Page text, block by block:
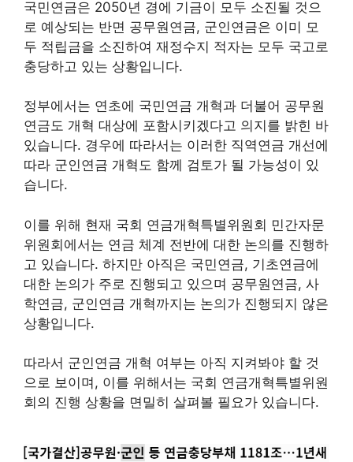
국민연금은 2050년 경에 기금이 모두 소진될 것으
로 예상되는 반면 공무원연금, 군인연금은 이미 모
두 적립금을 소진하여 재정수지 적자는 모두 국고로
충당하고 있는 상황입니다.
정부에서는 연초에 국민연금 개혁과 더불어 공무원
연금도 개혁 대상에 포함시키겠다고 의지를 밝힌 바
있습니다. 경우에 따라서는 이러한 직역연금 개선에
따라 군인연금 개혁도 함께 검토가 될 가능성이 있
습니다.
이를 위해 현재 국회 연금개혁특별위원회 민간자문
위원회에서는 연금 체계 전반에 대한 논의를 진행하
고 있습니다. 하지만 아직은 국민연금, 기초연금에
대한 논의가 주로 진행되고 있으며 공무원연금, 사
학연금, 군인연금 개혁까지는 논의가 진행되지 않은
상황입니다.
따라서 군인연금 개혁 여부는 아직 지켜봐야 할 것
으로 보이며, 이를 위해서는 국회 연금개혁특별위원
회의 진행 상황을 면밀히 살펴볼 필요가 있습니다.